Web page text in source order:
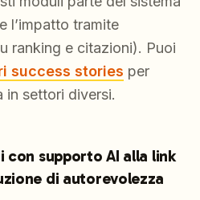
l’impatto tramite
ranking e citazioni). Puoi
success stories per
in settori diversi.
con supporto AI alla link
di autorevolezza